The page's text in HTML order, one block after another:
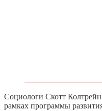
Социологи Скотт
рамках программы